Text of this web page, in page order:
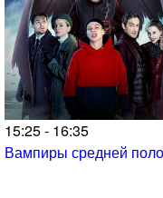
15:25 - 16:35
Вампиры средней